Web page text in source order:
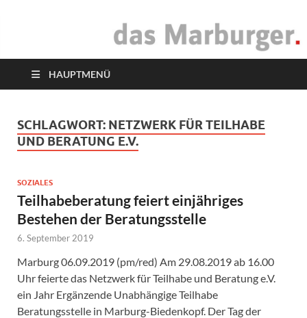
das Marburger.
HAUPTMENÜ
SCHLAGWORT: NETZWERK FÜR TEILHABE
UND BERATUNG E.V.
SOZIALES
Teilhabeberatung feiert einjähriges
Bestehen der Beratungsstelle
6. September 2019
Marburg 06.09.2019 (pm/red) Am 29.08.2019 ab 16.00
Uhr feierte das Netzwerk für Teilhabe und Beratung e.V.
ein Jahr Ergänzende Unabhängige Teilhabe
Beratungsstelle in Marburg-Biedenkopf. Der Tag der